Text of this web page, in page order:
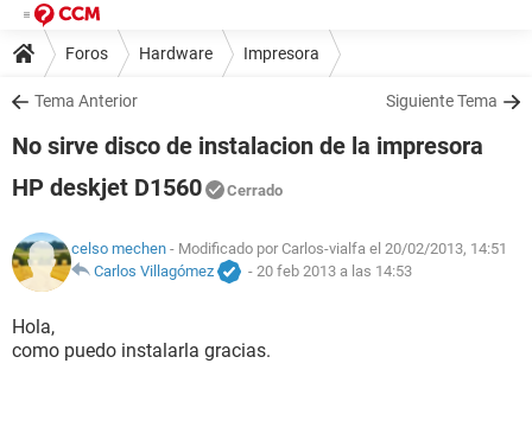
Foros Hardware Impresora
Tema Anterior Siguiente Tema
No sirve disco de instalacion de la impresora
HP deskjet D1560
Cerrado
celso mechen - Modificado por Carlos-vialfa el 20/02/2013, 14:51
Carlos Villagómez
- 20 feb 2013 a las 14:53
Hola,
como puedo instalarla gracias.